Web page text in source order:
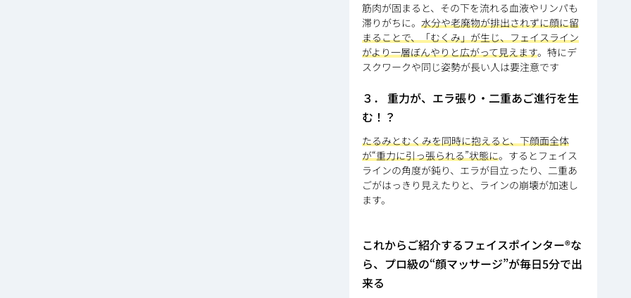
筋肉が固まると、その下を流れる血液やリンパも
滞りがちに。 水分や老廃物が排出されずに顔に留
まることで、「むくみ」が生じ、フェイスライン
がより一層ぼんやりと広がって見えます。特にデ
スクワークや同じ姿勢が長い人は要注意です
３． 重力が、エラ張り・二重あご進行を生
む！？
たるみとむくみを同時に抱えると、下顔面全体
が“重力に引っ張られる”状態に。するとフェイス
ラインの角度が鈍り、エラが目立ったり、二重あ
ごがはっきり見えたりと、ラインの崩壊が加速し
ます。
これからご紹介するフェイスポインター®な
ら、プロ級の“顔マッサージ”が毎日5分で出
来る